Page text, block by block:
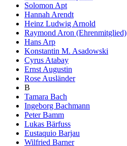
Solomon Apt
Hannah Arendt
Heinz Ludwig Arnold
Raymond Aron (Ehrenmitglied)
Hans Arp
Konstantin M. Asadowski
Cyrus Atabay
Ernst Augustin
Rose Ausländer
B
Tamara Bach
Ingeborg Bachmann
Peter Bamm
Lukas Bärfuss
Eustaquio Barjau
Wilfried Barner